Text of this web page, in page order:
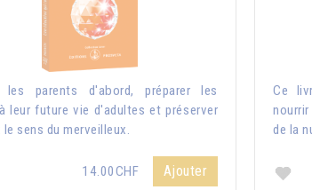
les parents d'abord, préparer les
leur future vie d'adultes et préserver
le sens du merveilleux.
14.00CHF Ajouter
Ce
de la